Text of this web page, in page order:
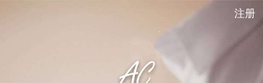
注册